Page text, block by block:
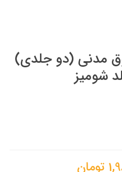
مدنی (دو جلدی)
شومیز
تومان